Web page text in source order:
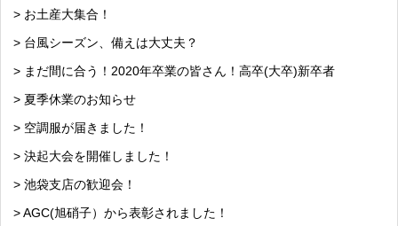
> お土産大集合！
> 台風シーズン、備えは大丈夫？
> まだ間に合う！2020年卒業の皆さん！高卒(大卒)新卒者
> 夏季休業のお知らせ
> 空調服が届きました！
> 決起大会を開催しました！
> 池袋支店の歓迎会！
> AGC(旭硝子）から表彰されました！